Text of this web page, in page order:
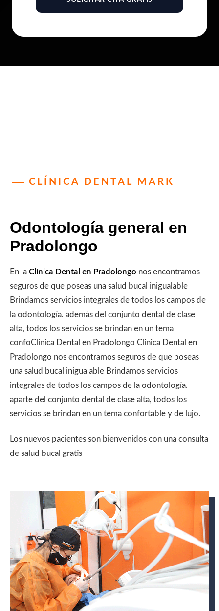
CLÍNICA DENTAL MARK
Odontología general en
Pradolongo
En la Clínica Dental en Pradolongo nos encontramos
seguros de que poseas una salud bucal inigualable
Brindamos servicios integrales de todos los campos de
la odontología. además del conjunto dental de clase
alta, todos los servicios se brindan en un tema
confoClínica Dental en Pradolongo Clínica Dental en
Pradolongo nos encontramos seguros de que poseas
una salud bucal inigualable Brindamos servicios
integrales de todos los campos de la odontología.
aparte del conjunto dental de clase alta, todos los
servicios se brindan en un tema confortable y de lujo.
Los nuevos pacientes son bienvenidos con una consulta
de salud bucal gratis